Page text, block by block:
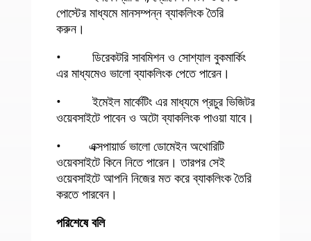
পোস্টের মাধ্যমে মানসম্পন্ন ব্যাকলিংক তৈরি
করুন।
• ডিরেকটরি সাবমিশন ও সোশ্যাল বুকমার্কিং
এর মাধ্যমেও ভালো ব্যাকলিংক পেতে পারেন।
• ইমেইল মার্কেটিং এর মাধ্যমে প্রচুর ভিজিটর
ওয়েবসাইটে পাবেন ও অটো ব্যাকলিংক পাওয়া যাবে।
• এক্সপায়ার্ড ভালো ডোমেইন অথোরিটি
ওয়েবসাইটে কিনে নিতে পারেন। তারপর সেই
ওয়েবসাইটে আপনি নিজের মত করে ব্যাকলিংক তৈরি
করতে পারবেন।
পরিশেষে বলি